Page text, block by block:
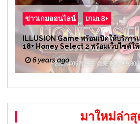
ข่าวเกมออนไลน์ เกม18+
ILLUSION Game พร้อมเปิดให้บริกา
18+ Honey Select 2 พร้อมเว็บไซต์ใ
6 years ago
มาใหม่ล่าสุ